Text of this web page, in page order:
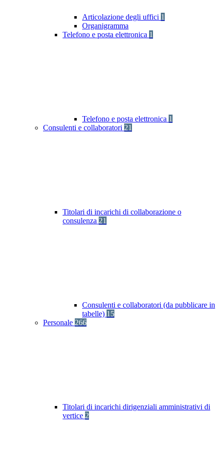
Articolazione degli uffici 1
Organigramma
Telefono e posta elettronica 1
Telefono e posta elettronica 1
Consulenti e collaboratori 21
Titolari di incarichi di collaborazione o
consulenza 21
Consulenti e collaboratori (da pubblicare in
tabelle) 15
Personale 266
Titolari di incarichi dirigenziali amministrativi di
vertice 2